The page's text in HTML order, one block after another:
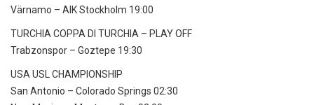
Värnamo – AIK Stockholm 19:00
TURCHIA COPPA DI TURCHIA – PLAY OFF
Trabzonspor – Goztepe 19:30
USA USL CHAMPIONSHIP
San Antonio – Colorado Springs 02:30